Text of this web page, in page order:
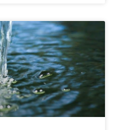
dos seus produtos,
e segurança.